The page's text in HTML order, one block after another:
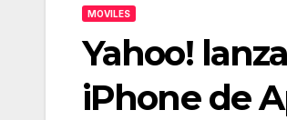
MOVILES
Yahoo!
iPhone de